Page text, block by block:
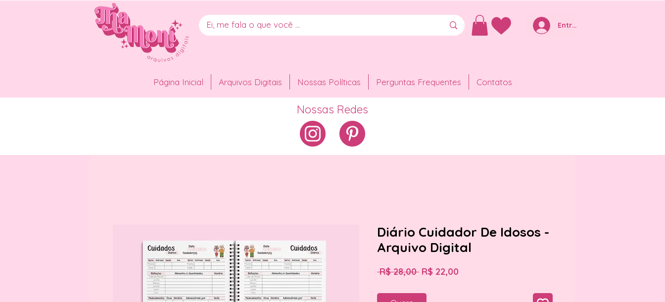
Entre ou Cadastre-se
Página Inicial Arquivos Digitais Nossas Políticas Perguntas Frequentes Contatos
Nossas Redes
Diário Cuidador De Idosos -
Arquivo Digital
R$ 28,00 Preço
R$ 22,00